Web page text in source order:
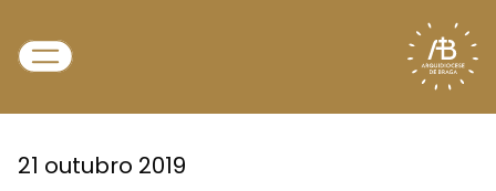
21 outubro 2019